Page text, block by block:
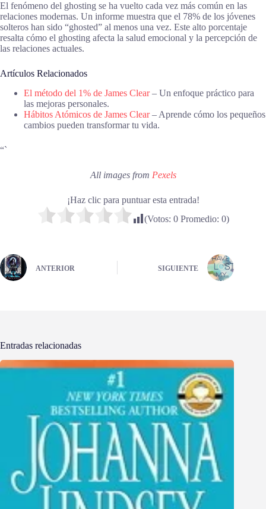
El fenómeno del ghosting se ha vuelto cada vez más común en las
relaciones modernas. Un informe muestra que el 78% de los jóvenes
solteros han sido “ghosted” al menos una vez. Este alto porcentaje
resalta cómo el ghosting afecta la salud emocional y la percepción de
las relaciones actuales.
Artículos Relacionados
El método del 1% de James Clear– Un enfoque práctico para
las mejoras personales.
Hábitos Atómicos de James Clear– Aprende cómo los pequeños
cambios pueden transformar tu vida.
“`
All images from Pexels
¡Haz clic para puntuar esta entrada!
(Votos: 0Promedio: 0)
ANTERIOR SIGUIENTE
Entradas relacionadas